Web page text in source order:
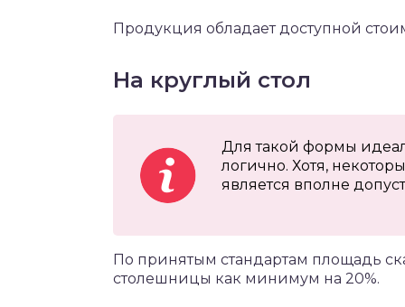
Продукция обладает доступной
На круглый стол
Для такой формы
логично. Хотя,
является вполне
По принятым стандартам площадь
столешницы как минимум на 20%.